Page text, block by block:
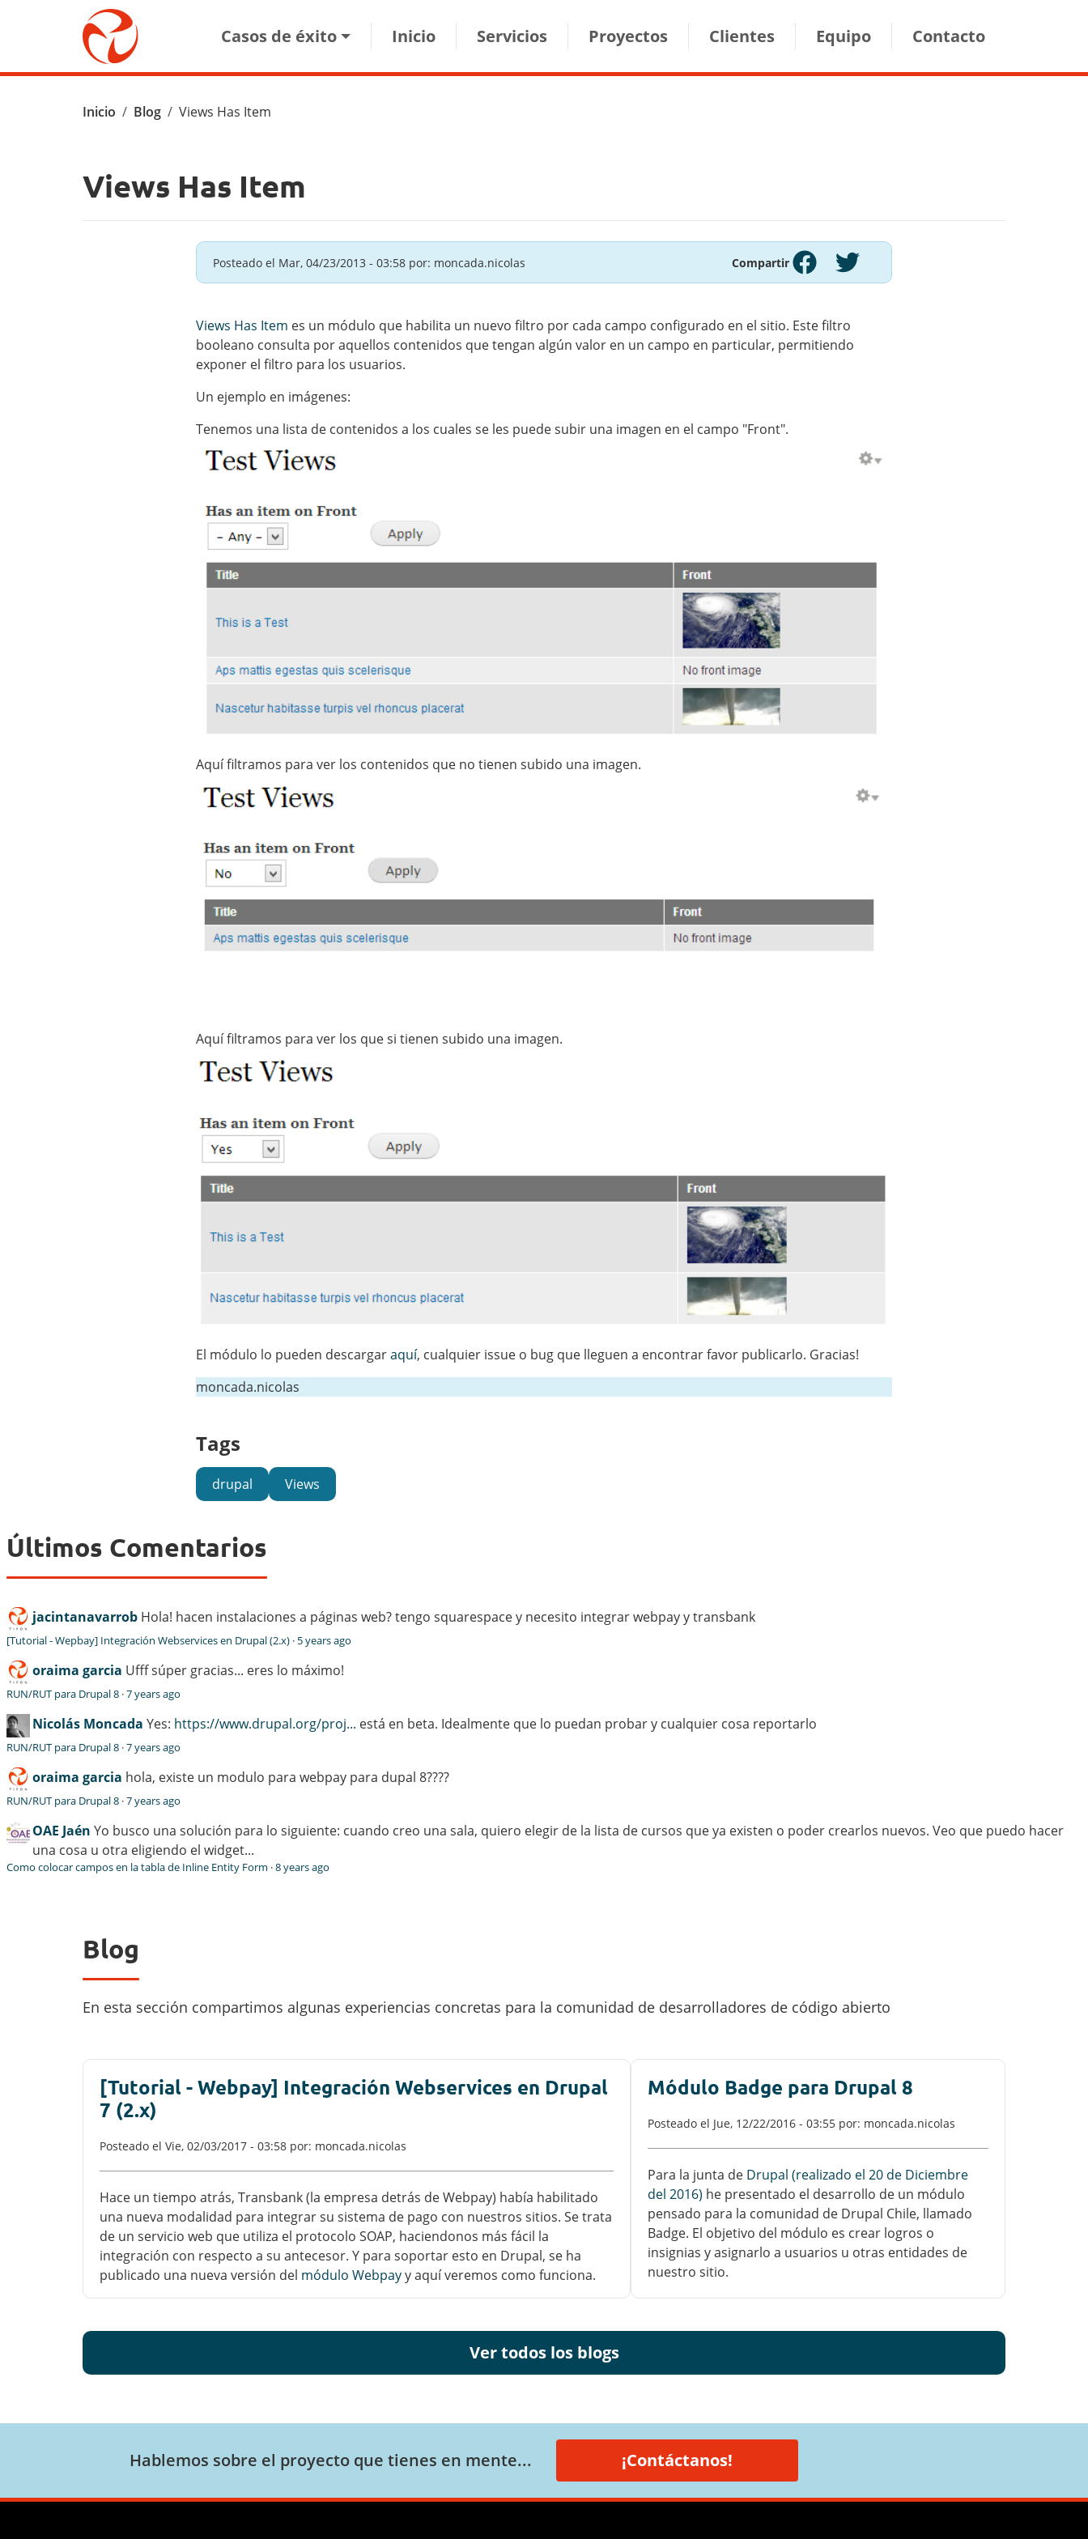
Pasar al contenido principal
Main navigation
Casos de éxito Inicio Servicios Proyectos Clientes Equipo Contacto
Ruta de navegación
Inicio Blog Views Has Item
Views Has Item
Posteado el Mar, 04/23/2013 - 03:58 por: moncada.nicolas Compartir
Views Has Item es un módulo que habilita un nuevo filtro por cada campo configurado en el sitio. Este filtro
booleano consulta por aquellos contenidos que tengan algún valor en un campo en particular, permitiendo
exponer el filtro para los usuarios.
Un ejemplo en imágenes:
Tenemos una lista de contenidos a los cuales se les puede subir una imagen en el campo "Front".
Aquí filtramos para ver los contenidos que no tienen subido una imagen.
Aquí filtramos para ver los que si tienen subido una imagen.
El módulo lo pueden descargaraquí, cualquier issue o bug que lleguen a encontrar favor publicarlo. Gracias!
moncada.nicolas
Tags
drupal Views
Últimos Comentarios
jacintanavarrob Hola! hacen instalaciones a páginas web? tengo squarespace y necesito integrar webpay y transbank
[Tutorial - Wepbay] Integración Webservices en Drupal (2.x) · 5 years ago
oraima garcia Ufff súper gracias... eres lo máximo!
RUN/RUT para Drupal 8 ·7 years ago
Nicolás Moncada Yes: https://www.drupal.org/proj... está en beta. Idealmente que lo puedan probar y cualquier cosa reportarlo
RUN/RUT para Drupal 8 ·7 years ago
oraima garcia hola, existe un modulo para webpay para dupal 8????
RUN/RUT para Drupal 8 ·7 years ago
OAE Jaén Yo busco una solución para lo siguiente: cuando creo una sala, quiero elegir de la lista de cursos que ya existen o poder crearlos nuevos. Veo que puedo hacer
una cosa u otra eligiendo el widget...
Como colocar campos en la tabla de Inline Entity Form ·8 years ago
Blog
En esta sección compartimos algunas experiencias concretas para la comunidad de desarrolladores de código abierto
[Tutorial - Webpay] Integración Webservices en Drupal
7 (2.x)
Posteado el Vie, 02/03/2017 - 03:58 por: moncada.nicolas
Hace un tiempo atrás, Transbank (la empresa detrás de Webpay) había habilitado
una nueva modalidad para integrar su sistema de pago con nuestros sitios. Se trata
de un servicio web que utiliza el protocolo SOAP, haciendonos más fácil la
integración con respecto a su antecesor. Y para soportar esto en Drupal, se ha
publicado una nueva versión del módulo Webpayy aquí veremos como funciona.
Módulo Badge para Drupal 8
Posteado el Jue, 12/22/2016 - 03:55por: moncada.nicolas
Para la junta de Drupal (realizado el 20 de Diciembre
del 2016) he presentado el desarrollo de un módulo
pensado para la comunidad de Drupal Chile, llamado
Badge. El objetivo del módulo es crear logros o
insignias y asignarlo a usuarios u otras entidades de
nuestro sitio.
Ver todos los blogs
Hablemos sobre el proyecto que tienes en mente... ¡Contáctanos!